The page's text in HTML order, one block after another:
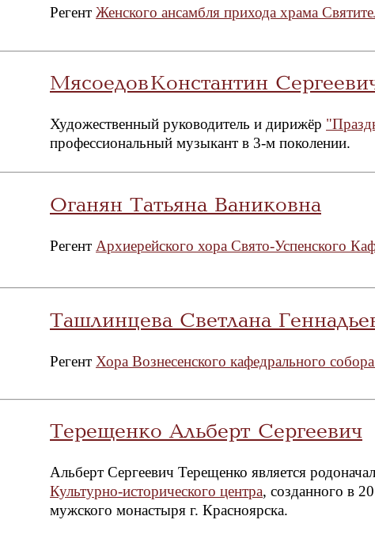
Регент Женского ансамбля прихода храма
Мясоедов Константин
Художественный руководитель и дирижёр
профессиональный музыкант в 3-м поколении.
Оганян Татьяна Ваниковна
Регент Архиерейского хора Свято-Успенского
Ташлинцева Светлана
Регент Хора Вознесенского кафедрального
Терещенко Альберт Сергеевич
Альберт Сергеевич Терещенко является
Культурно-исторического центра, созданного в
мужского монастыря г. Красноярска.